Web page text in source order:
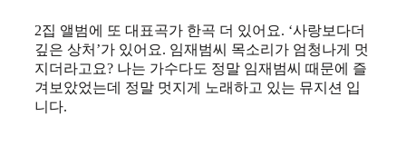
2집 앨범에 또 대표곡가 한곡 더 있어요. ‘사랑보다더
깊은 상처’가 있어요. 임재범씨 목소리가 엄청나게 멋
지더라고요? 나는 가수다도 정말 임재범씨 때문에 즐
겨보았었는데 정말 멋지게 노래하고 있는 뮤지션 입
니다.